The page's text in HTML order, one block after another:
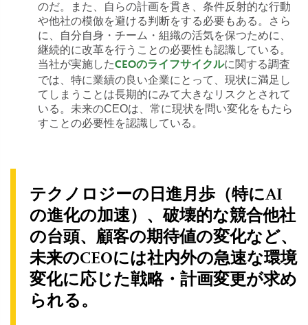
のだ。また、自らの計画を貫き、条件反射的な行動
や他社の模倣を避ける判断をする必要もある。さら
に、自分自身・チーム・組織の活気を保つために、
継続的に改革を行うことの必要性も認識している。
当社が実施したCEOのライフサイクルに関する調査
では、特に業績の良い企業にとって、現状に満足し
てしまうことは長期的にみて大きなリスクとされて
いる。未来のCEOは、常に現状を問い変化をもたら
すことの必要性を認識している。
テクノロジーの日進月歩（特にAI
の進化の加速）、破壊的な競合他社
の台頭、顧客の期待値の変化など、
未来のCEOには社内外の急速な環境
変化に応じた戦略・計画変更が求め
られる。